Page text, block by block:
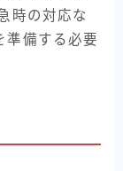
時の対応な
準備する必要